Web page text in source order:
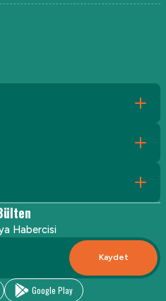
Habercisi
Kaydet
Google Play